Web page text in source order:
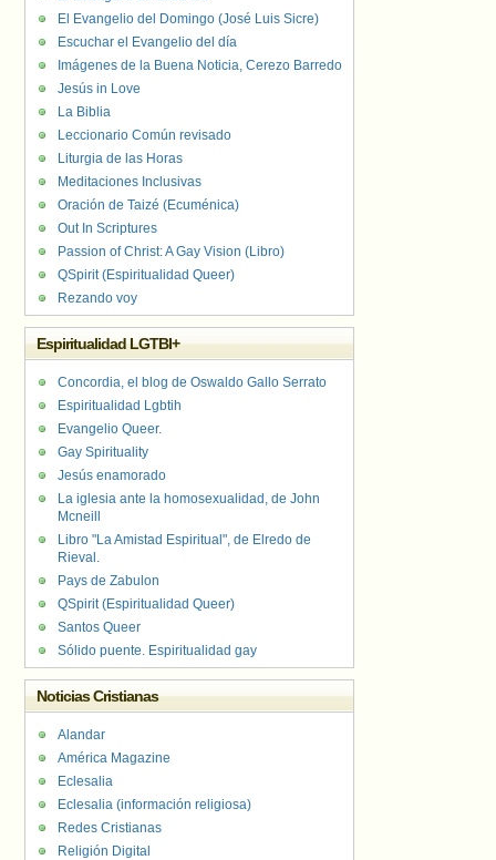
El Evangelio del Domingo (José Luis Sicre)
Escuchar el Evangelio del día
Imágenes de la Buena Noticia, Cerezo Barredo
Jesús in Love
La Biblia
Leccionario Común revisado
Liturgia de las Horas
Meditaciones Inclusivas
Oración de Taizé (Ecuménica)
Out In Scriptures
Passion of Christ: A Gay Vision (Libro)
QSpirit (Espiritualidad Queer)
Rezando voy
Espiritualidad LGTBI+
Concordia, el blog de Oswaldo Gallo Serrato
Espiritualidad Lgbtih
Evangelio Queer.
Gay Spirituality
Jesús enamorado
La iglesia ante la homosexualidad, de John
Mcneill
Libro "La Amistad Espiritual", de Elredo de
Rieval.
Pays de Zabulon
QSpirit (Espiritualidad Queer)
Santos Queer
Sólido puente. Espiritualidad gay
Noticias Cristianas
Alandar
América Magazine
Eclesalia
Eclesalia (información religiosa)
Redes Cristianas
Religión Digital